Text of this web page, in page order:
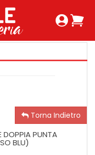
Login
Torna Indietro
CRYSTAL
DOPPIA PUNTA
BLU)